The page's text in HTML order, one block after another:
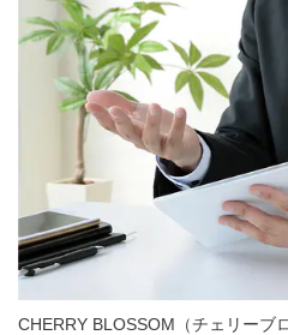
CHERRY BLOSSOM（チェリーブ